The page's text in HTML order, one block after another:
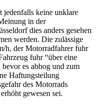
jedenfalls keine unklare
in der
dies anders gesehen
werden. Die zulässige
h, der Motorradfahrer fuhr
fuhr “über eine
es abbog und zum
Haftungsteilung
des Motorrads
gewesen sei.